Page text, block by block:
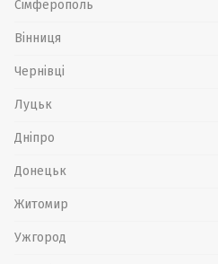
Сімферополь
Вінниця
Чернівці
Луцьк
Дніпро
Донецьк
Житомир
Ужгород